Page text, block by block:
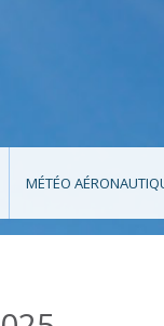
MÉTÉO